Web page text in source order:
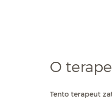
O
Tento terapeut